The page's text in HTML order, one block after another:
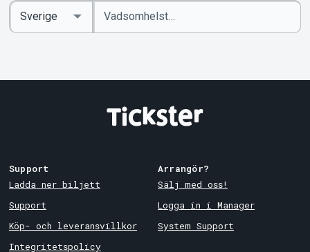
Ange
sökord
Select
Country
Support
Ladda ner biljett
Support
Köp- och leveransvillkor
Integritetspolicy
Arrangör?
Sälj med oss!
Logga in i Manager
System Support